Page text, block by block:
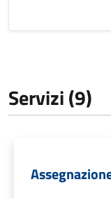
Servizi (9)